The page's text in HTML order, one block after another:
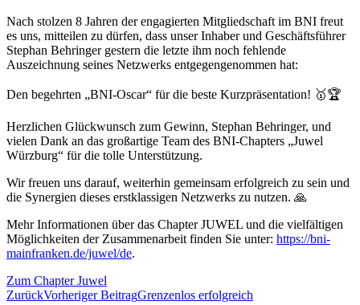
Nach stolzen 8 Jahren der engagierten Mitgliedschaft im BNI freut
es uns, mitteilen zu dürfen, dass unser Inhaber und Geschäftsführer
Stephan Behringer gestern die letzte ihm noch fehlende
Auszeichnung seines Netzwerks entgegengenommen hat:
Den begehrten „BNI-Oscar“ für die beste Kurzpräsentation! 🥇🏆
Herzlichen Glückwunsch zum Gewinn, Stephan Behringer, und
vielen Dank an das großartige Team des BNI-Chapters „Juwel
Würzburg“ für die tolle Unterstützung.
Wir freuen uns darauf, weiterhin gemeinsam erfolgreich zu sein und
die Synergien dieses erstklassigen Netzwerks zu nutzen. 🙏
Mehr Informationen über das Chapter JUWEL und die vielfältigen
Möglichkeiten der Zusammenarbeit finden Sie unter: https://bni-
mainfranken.de/juwel/de.
Zum Chapter Juwel
ZurückVorheriger BeitragGrenzenlos erfolgreich